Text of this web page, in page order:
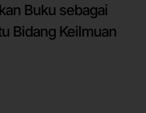
Buku sebagai
Bidang Keilmuan